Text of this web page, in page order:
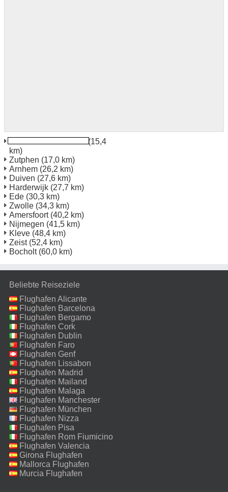
(15,4
km)
Zutphen (17,0 km)
Arnhem (26,2 km)
Duiven (27,6 km)
Harderwijk (27,7 km)
Ede (30,3 km)
Zwolle (34,3 km)
Amersfoort(40,2 km)
Nijmegen (41,5 km)
Kleve (48,4 km)
Zeist(52,4 km)
Bocholt(60,0 km)
Beliebte Reiseziele
Flughafen Alicante
Flughafen Barcelona
Flughafen Bergamo
Flughafen Cork
Flughafen Dublin
Flughafen Faro
Flughafen Genf
Flughafen Lissabon
Flughafen Madrid
Flughafen Mailand
Malpensa
Flughafen Malaga
Flughafen Manchester
Flughafen München
Flughafen Nizza
Flughafen Pisa
Flughafen Rom Fiumicino
Flughafen Valencia
Girona Flughafen
Mallorca Flughafen
Murcia Flughafen